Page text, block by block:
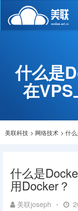
什么是
在
美联科技 > 网络技术 > 什
什么是
用Docker？
美联joseph •